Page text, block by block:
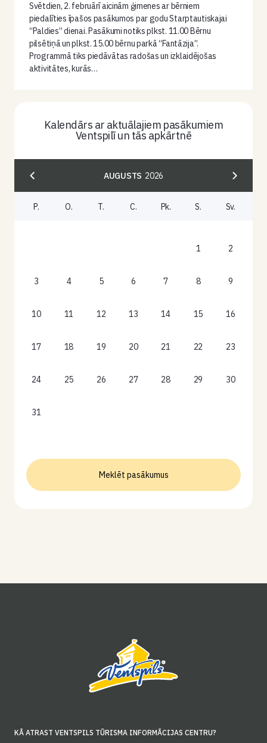
Svētdien, 2. februārī aicinām ģimenes ar bērniem
piedalīties īpašos pasākumos par godu Starptautiskajai
“Paldies” dienai. Pasākumi notiks plkst. 11.00 Bērnu
pilsētiņā un plkst. 15.00 bērnu parkā “Fantāzija”.
Programmā tiks piedāvātas radošas un izklaidējošas
aktivitātes, kurās…
Kalendārs ar aktuālajiem pasākumiem
Ventspilī un tās apkārtnē
AUGUSTS 2026
P. O. T. C. Pk. S. Sv.
1 2
3 4 5 6 7 8 9
10 11 12 13 14 15 16
17 18 19 20 21 22 23
24 25 26 27 28 29 30
31
Meklēt pasākumus
KĀ ATRAST VENTSPILS TŪRISMA INFORMĀCIJAS CENTRU?